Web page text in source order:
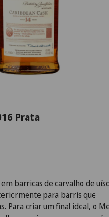
Prata
barricas de carvalho de
para barris que
Para criar um final ideal, o